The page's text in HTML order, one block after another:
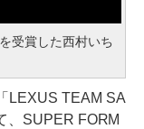
受賞した西村いち
LEXUS TEAM SA
、SUPER FORM